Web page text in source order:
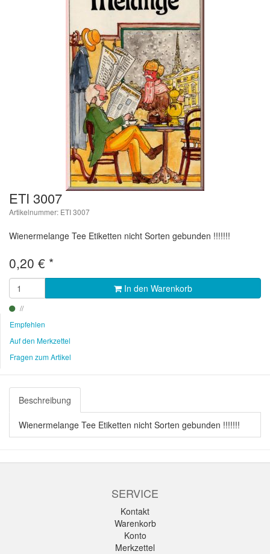
ETI 3007
Artikelnummer: ETI 3007
Wienermelange Tee Etiketten nicht Sorten gebunden !!!!!!!
0,20 € *
In den Warenkorb
Empfehlen
Auf den Merkzettel
Fragen zum Artikel
Beschreibung
Wienermelange Tee Etiketten nicht Sorten gebunden !!!!!!!
SERVICE
Kontakt
Warenkorb
Konto
Merkzettel